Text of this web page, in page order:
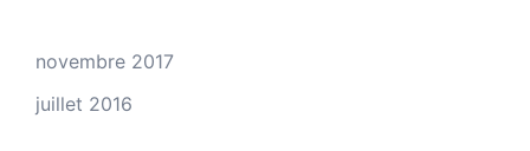
novembre 2017
juillet 2016